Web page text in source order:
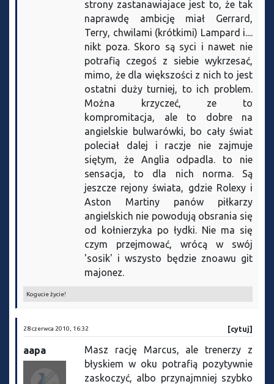
strony zastanawiajace jest to, że tak
naprawdę ambicję miał Gerrard,
Terry, chwilami (krótkimi) Lampard i....
nikt poza. Skoro są syci i nawet nie
potrafią czegoś z siebie wykrzesać,
mimo, że dla większości z nich to jest
ostatni duży turniej, to ich problem.
Można krzyczeć, ze to
kompromitacja, ale to dobre na
angielskie bulwarówki, bo cały świat
poleciał dalej i raczje nie zajmuje
siętym, że Anglia odpadla. to nie
sensacja, to dla nich norma. Są
jeszcze rejony świata, gdzie Rolexy i
Aston Martiny panów piłkarzy
angielskich nie powodują obsrania się
od kołnierzyka po łydki. Nie ma się
czym przejmować, wrócą w swój
'sosik' i wszysto będzie znoawu git
majonez.
Kogucie życie!
28 czerwca 2010, 16:32 [cytuj]
aapa
Masz rację Marcus, ale trenerzy z
błyskiem w oku potrafią pozytywnie
zaskoczyć, albo przynajmniej szybko